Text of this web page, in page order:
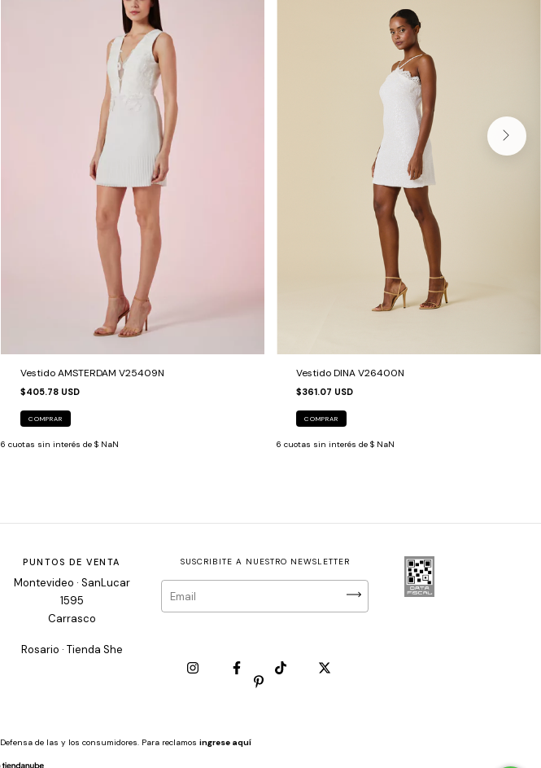
Vestido AMSTERDAM V25409N
$405.78 USD
COMPRAR
6 cuotas sin interés de $ NaN
Vestido DINA V26400N
$361.07 USD
COMPRAR
6 cuotas sin interés de$ NaN
PUNTOS DE VENTA
Montevideo · SanLucar
1595
Carrasco
Rosario · Tienda She
SUSCRIBITE A NUESTRO NEWSLETTER
Defensa de las y los consumidores. Para reclamos ingrese aquí